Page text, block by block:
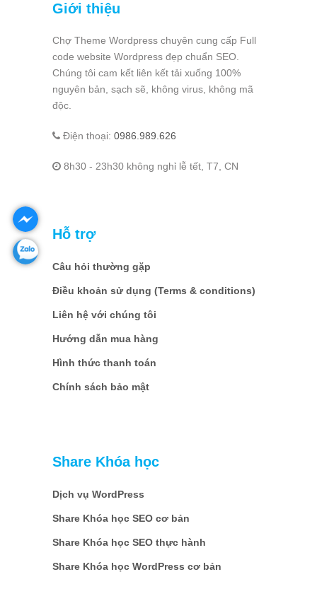
Giới thiệu
Chợ Theme Wordpress chuyên cung cấp Full
code website Wordpress đẹp chuẩn SEO.
Chúng tôi cam kết liên kết tải xuống 100%
nguyên bản, sạch sẽ, không virus, không mã
độc.
Điện thoại: 0986.989.626
8h30 - 23h30 không nghỉ lễ tết, T7, CN
Hỗ trợ
Câu hỏi thường gặp
Điều khoản sử dụng (Terms & conditions)
Liên hệ với chúng tôi
Hướng dẫn mua hàng
Hình thức thanh toán
Chính sách bảo mật
Share Khóa học
Dịch vụ WordPress
Share Khóa học SEO cơ bản
Share Khóa học SEO thực hành
Share Khóa học WordPress cơ bản